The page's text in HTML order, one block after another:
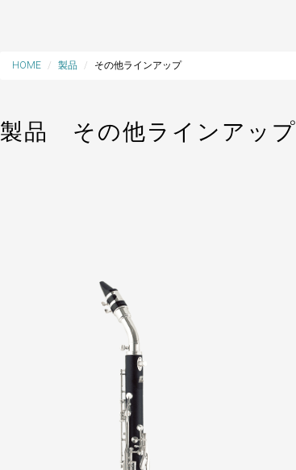
HOME 製品 その他ラインアップ
製品 その他ラインアップ